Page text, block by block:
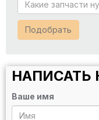
Подобрать
НАПИСАТЬ
Ваше имя